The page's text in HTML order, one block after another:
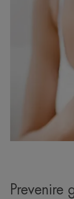
Prevenire